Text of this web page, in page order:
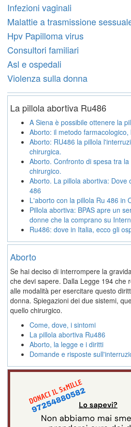
Infezioni vaginali
Malattie a trasmissione
Hpv Papilloma virus
Consultori familiari
Asl e ospedali
Violenza sulla donna
La pillola abortiva Ru486
A Siena è possibile ottenere la
Aborto: il metodo
Aborto: RU486 la pillola
chirurgica.
Aborto. Confronto di spesa tra
chirurgico.
Aborto. La pillola abortiva: Dove
486
L'aborto con la pillola Ru 486 in
Pillola abortiva: BPAS apre un
donne che la comprano su
Ru486: dove in Italia, ecco gli
Aborto
Se hai deciso di interrompere la
che devi sapere. Dalla Legge 194 che
alle modalità per esercitare questo
donna. Spiegazioni dei due sistemi,
quello chirurgico.
Come, dove, i sintomi
La pillola abortiva Ru486
Aborto, la legge e i diritti
Domande e risposte